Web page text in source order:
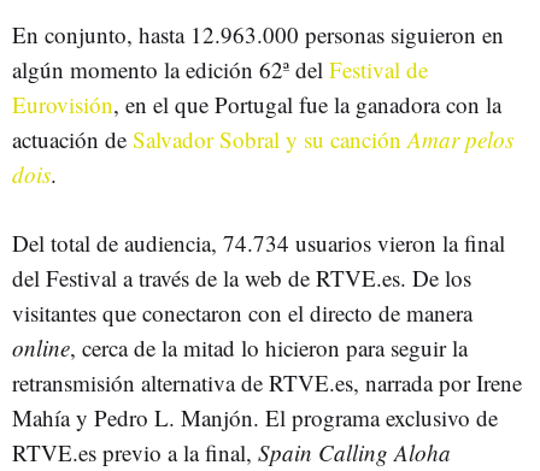
En conjunto, hasta 12.963.000 personas siguieron en
algún momento la edición 62ª del Festival de
Eurovisión, en el que Portugal fue la ganadora con la
actuación de Salvador Sobral y su canciónAmar pelos
dois.
Del total de audiencia, 74.734 usuarios vieron la final
del Festival a través de la web de RTVE.es. De los
visitantes que conectaron con el directo de manera
online, cerca de la mitad lo hicieron para seguir la
retransmisión alternativa de RTVE.es, narrada por Irene
Mahía y Pedro L. Manjón. El programa exclusivo de
RTVE.es previo a la final, Spain Calling Aloha